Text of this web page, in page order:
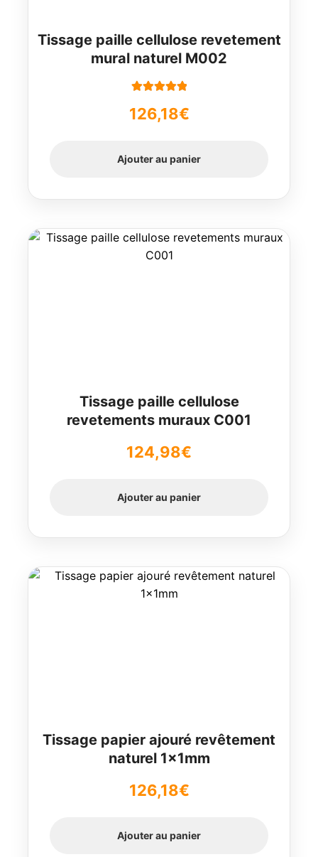
Tissage paille cellulose revetement
mural naturel M002
5
126,18€
Ajouter au panier
Tissage paille cellulose
revetements muraux C001
124,98€
Ajouter au panier
Tissage papier ajouré revêtement
naturel 1x1mm
126,18€
Ajouter au panier